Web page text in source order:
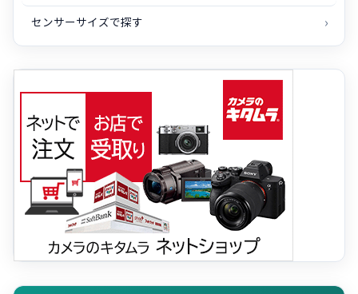
センサーサイズで探す